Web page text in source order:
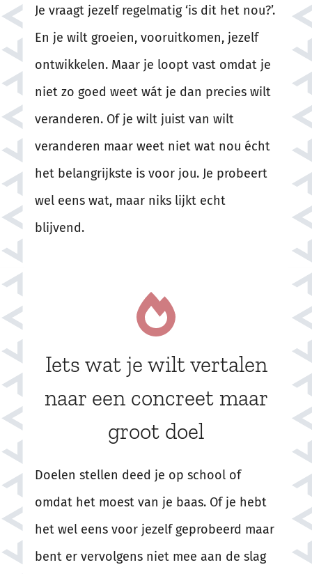
Je vraagt jezelf regelmatig ‘is dit het nou?’.
En je wilt groeien, vooruitkomen, jezelf
ontwikkelen. Maar je loopt vast omdat je
niet zo goed weet wát je dan precies wilt
veranderen. Of je wilt juist van wilt
veranderen maar weet niet wat nou écht
het belangrijkste is voor jou. Je probeert
wel eens wat, maar niks lijkt echt
blijvend.
Iets wat je wilt vertalen
naar een concreet maar
groot doel
Doelen stellen deed je op school of
omdat het moest van je baas. Of je hebt
het wel eens voor jezelf geprobeerd maar
bent er vervolgens niet mee aan de slag